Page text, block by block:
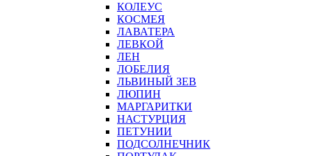
КОЛЕУС
КОСМЕЯ
ЛАВАТЕРА
ЛЕВКОЙ
ЛЕН
ЛОБЕЛИЯ
ЛЬВИНЫЙ ЗЕВ
ЛЮПИН
МАРГАРИТКИ
НАСТУРЦИЯ
ПЕТУНИИ
ПОДСОЛНЕЧНИК